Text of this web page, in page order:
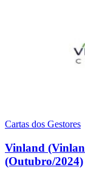
Cartas dos Gestores
Vinland
(Outubro/2024)